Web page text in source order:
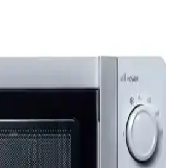
birlikte kullanımı, donmuş veya
içinin hızlıca ısınmasını ve dışının
zaman tasarrufu ve lezzet dengesi
20LT Mikrodalga Fırın:
Şık Tasarım
fırın, 700 W gücü ve mekanik